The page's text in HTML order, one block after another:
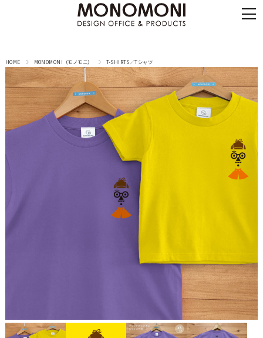
HOME MONOMONI（モノモニ） T-SHIRTS／Tシャツ